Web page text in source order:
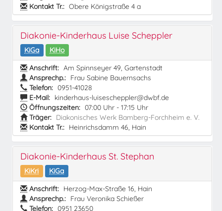
Kontakt Tr.: Obere Königstraße 4 a
Diakonie-Kinderhaus Luise Scheppler
KiGa
KiHo
Anschrift: Am Spinnseyer 49, Gartenstadt
Ansprechp.: Frau Sabine Bauernsachs
Telefon: 0951-41028
E-Mail: kinderhaus-luisescheppler@dwbf.de
Öffnungszeiten: 07:00 Uhr - 17:15 Uhr
Träger: Diakonisches Werk Bamberg-Forchheim e. V.
Kontakt Tr.: Heinrichsdamm 46, Hain
Diakonie-Kinderhaus St. Stephan
KiKri
KiGa
Anschrift: Herzog-Max-Straße 16, Hain
Ansprechp.: Frau Veronika Schießer
Telefon: 0951 23650